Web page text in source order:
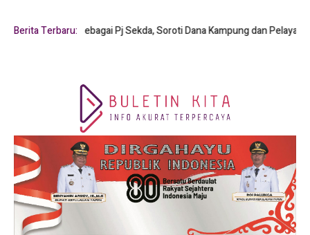
Berita Terbaru:
sebagai Pj Sekda, Soroti Dana Kampung dan Pelayanan Publik